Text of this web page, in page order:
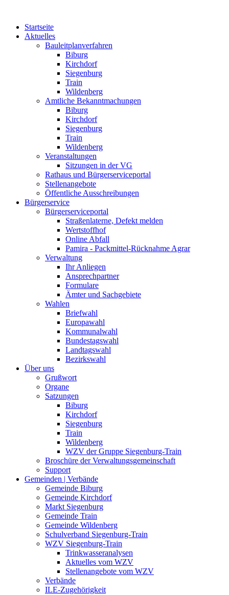
Startseite
Aktuelles
Bauleitplanverfahren
Biburg
Kirchdorf
Siegenburg
Train
Wildenberg
Amtliche Bekanntmachungen
Biburg
Kirchdorf
Siegenburg
Train
Wildenberg
Veranstaltungen
Sitzungen in der VG
Rathaus und Bürgerserviceportal
Stellenangebote
Öffentliche Ausschreibungen
Bürgerservice
Bürgerserviceportal
Straßenlaterne, Defekt melden
Wertstoffhof
Online Abfall
Pamira - Packmittel-Rücknahme Agrar
Verwaltung
Ihr Anliegen
Ansprechpartner
Formulare
Ämter und Sachgebiete
Wahlen
Briefwahl
Europawahl
Kommunalwahl
Bundestagswahl
Landtagswahl
Bezirkswahl
Über uns
Grußwort
Organe
Satzungen
Biburg
Kirchdorf
Siegenburg
Train
Wildenberg
WZV der Gruppe Siegenburg-Train
Broschüre der Verwaltungsgemeinschaft
Support
Gemeinden | Verbände
Gemeinde Biburg
Gemeinde Kirchdorf
Markt Siegenburg
Gemeinde Train
Gemeinde Wildenberg
Schulverband Siegenburg-Train
WZV Siegenburg-Train
Trinkwasseranalysen
Aktuelles vom WZV
Stellenangebote vom WZV
Verbände
ILE-Zugehörigkeit